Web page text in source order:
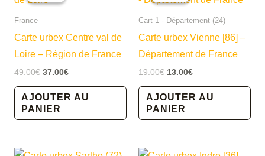
France
Carte urbex Centre val de
Loire – Région de France
49.00€ Le
initial
était :
49.00€.
37.00€Le
actuel
est :
AJOUTER AU
PANIER
Cart 1 - Département (24)
Carte urbex Vienne [86] –
Département de France
19.00€ Le
initial
était :
19.00€.
13.00€Le
actuel
est :
AJOUTER AU
PANIER